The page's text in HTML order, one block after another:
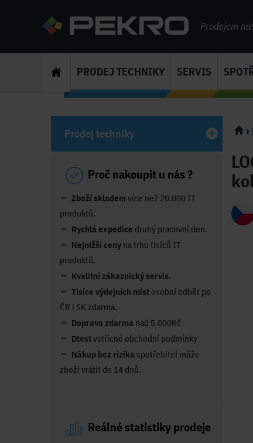
Prodejem
PRODEJ TECHNIKY SERVIS
Prodej techniky
Proč nakoupit u nás ?
Zboží skladem více než 20.000 IT
produktů.
Rychlá expedice druhý pracovní den.
Nejnižší ceny na trhu tisíců IT
produktů.
Kvalitní zákaznický servis.
Tisíce výdejních míst osobní odběr po
ČR i SK zdarma.
Doprava zdarma nad 5.000Kč
Dtestvstřícné obchodní podmínky
Nákup bez rizika spotřebitel může
zboží vrátit do 14 dnů.
Reálné statistiky prodeje